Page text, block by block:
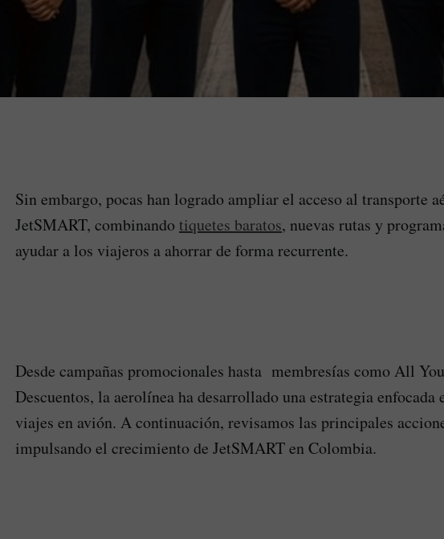
Sin embargo, pocas han logrado ampliar el acceso al transporte
JetSMART, combinandotiquetes baratos, nuevas rutas y
ayudar a los viajeros a ahorrar de forma recurrente.
Desde campañas promocionales hasta membresías como All
Descuentos, la aerolínea ha desarrollado una estrategia enfocada
viajes en avión. A continuación, revisamos las principales
impulsando el crecimiento de JetSMART en Colombia.